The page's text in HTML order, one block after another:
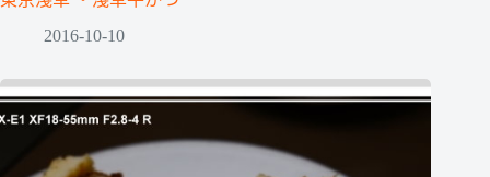
2016-10-10